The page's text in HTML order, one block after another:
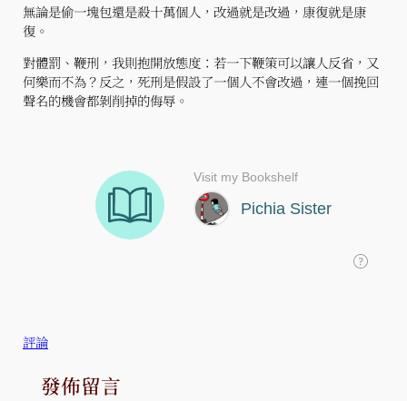
無論是偷一塊包還是殺十萬個人，改過就是改過，康復就是康
復。
對體罰、鞭刑，我則抱開放態度：若一下鞭策可以讓人反省，又
何樂而不為？反之，死刑是假設了一個人不會改過，連一個挽回
聲名的機會都剝削掉的侮辱。
評論
發佈留言